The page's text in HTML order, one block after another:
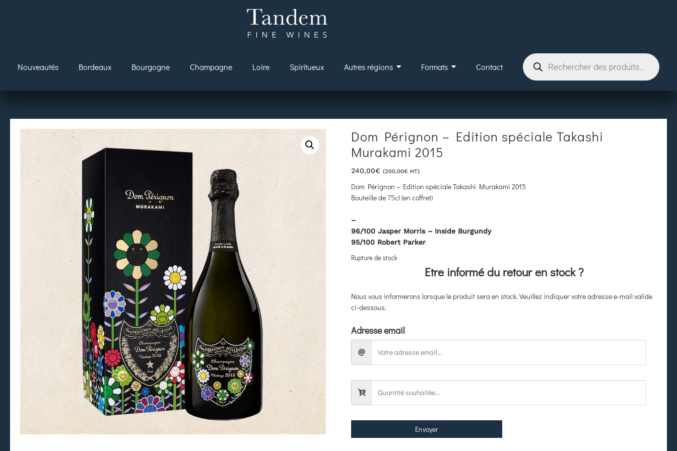
Nouveautés Bordeaux Bourgogne Champagne Loire Spiritueux Autres régions Formats Contact
Dom Pérignon – Edition spéciale Takashi
Murakami 2015
240,00€ (200,00€ HT)
Dom Pérignon – Edition spéciale Takashi Murakami 2015
Bouteille de 75cl (en coffret)
–
96/100 Jasper Morris – Inside Burgundy
95/100 Robert Parker
Rupture de stock
Etre informé du retour en stock ?
Nous vous informerons lorsque le produit sera en stock. Veuillez indiquer votre adresse e-mail valide
ci-dessous.
Adresse email
Envoyer